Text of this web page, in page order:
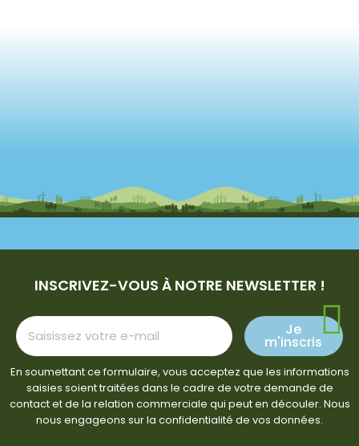
INSCRIVEZ-VOUS À NOTRE NEWSLETTER !
Je
m'inscris
En soumettant ce formulaire, vous acceptez que les informations
saisies soient traitées dans le cadre de votre demande de
contact et de la relation commerciale qui peut en découler. Nous
nous engageons sur la confidentialité de vos données.